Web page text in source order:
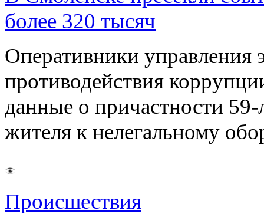
более 320 тысяч
Оперативники управления
противодействия
данные о причастности 59-
жителя к нелегальному
Происшествия